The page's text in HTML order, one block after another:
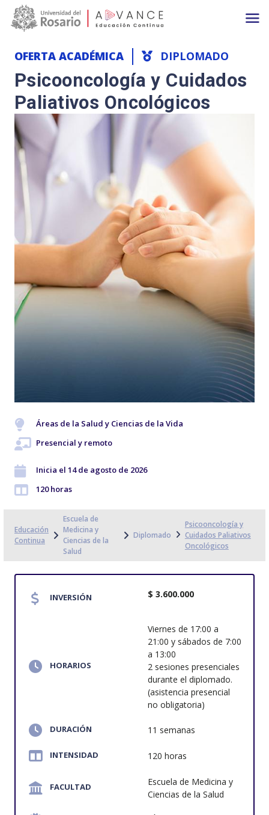
Pasar al contenido principal
Main navigation
OFERTA ACADÉMICA DIPLOMADO
Psicooncología y Cuidados
Paliativos Oncológicos
Áreas de la Salud y Ciencias de la Vida
Presencial y remoto
Inicia el 14 de agosto de 2026
120 horas
Educación
Continua
Escuela de
Medicina y
Ciencias de la
Salud
Diplomado
Psicooncología y
Cuidados Paliativos
Oncológicos
INVERSIÓN $ 3.600.000
HORARIOS
Viernes de 17:00 a
21:00 y sábados de 7:00
a 13:00
2 sesiones presenciales
durante el diplomado.
(asistencia presencial
no obligatoria)
DURACIÓN 11 semanas
INTENSIDAD 120 horas
FACULTAD
Escuela de Medicina y
Ciencias de la Salud